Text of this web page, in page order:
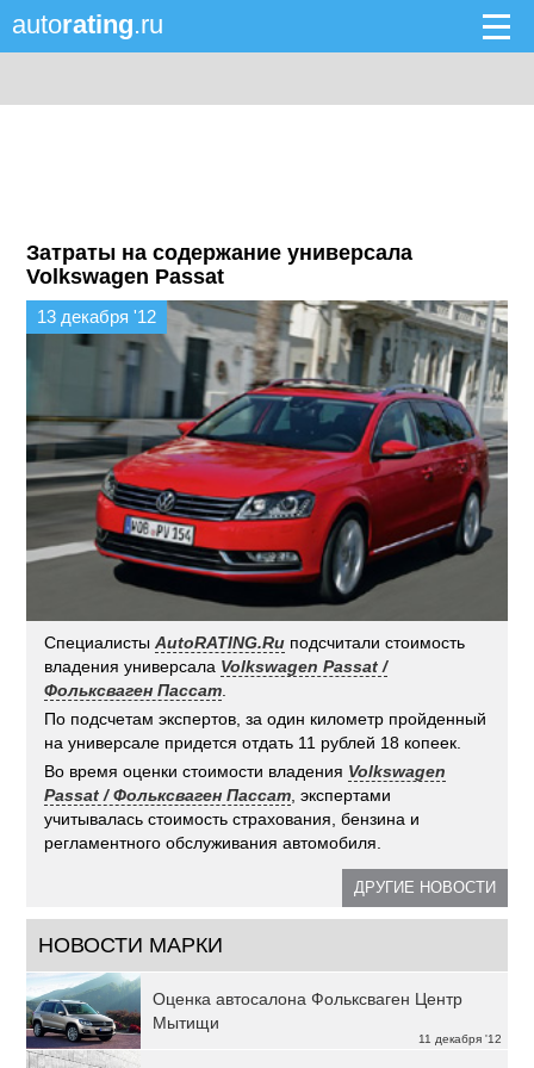
autorating.ru
Затраты на содержание универсала
Volkswagen Passat
13 декабря '12
СпециалистыAutoRATING.Ru подсчитали стоимость
владения универсала Volkswagen Passat /
Фольксваген Пассат
По подсчетам экспертов, за один километр пройденный
на универсале придется отдать 11 рублей 18 копеек.
Во время оценки стоимости владения Volkswagen
Passat / Фольксваген Пассат , экспертами
учитывалась стоимость страхования, бензина и
регламентного обслуживания автомобиля.
ДРУГИЕ НОВОСТИ
НОВОСТИ МАРКИ
11 декабря '12
Оценка автосалона Фольксваген Центр
Мытищи